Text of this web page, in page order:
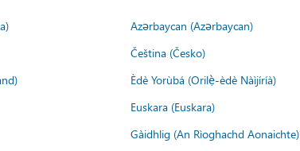
Azərbaycan (Azərbaycan)
Čeština (Česko)
Èdè Yorùbá (Orilẹ̀-èdè Nàìjíríà)
Euskara (Euskara)
Gàidhlig (An Rìoghachd Aonaichte)